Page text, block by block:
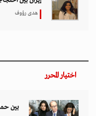
هدى رؤوف
اختيار المحرر
بين